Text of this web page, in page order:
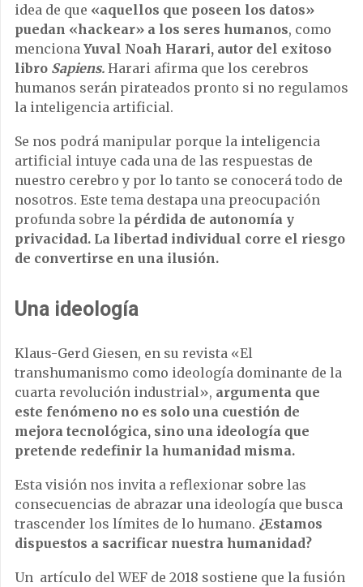
idea de que «aquellos que poseen los datos»
puedan «hackear» a los seres humanos, como
menciona Yuval Noah Harari, autor del exitoso
libro Sapiens. Harari afirma que los cerebros
humanos serán pirateados pronto si no regulamos
la inteligencia artificial.
Se nos podrá manipular porque la inteligencia
artificial intuye cada una de las respuestas de
nuestro cerebro y por lo tanto se conocerá todo de
nosotros. Este tema destapa una preocupación
profunda sobre la pérdida de autonomía y
privacidad. La libertad individual corre el riesgo
de convertirse en una ilusión.
Una ideología
Klaus-Gerd Giesen, en su revista «El
transhumanismo como ideología dominante de la
cuarta revolución industrial», argumenta que
este fenómeno no es solo una cuestión de
mejora tecnológica, sino una ideología que
pretende redefinir la humanidad misma.
Esta visión nos invita a reflexionar sobre las
consecuencias de abrazar una ideología que busca
trascender los límites de lo humano. ¿Estamos
dispuestos a sacrificar nuestra humanidad?
Un artículo del WEF de 2018 sostiene que la fusión